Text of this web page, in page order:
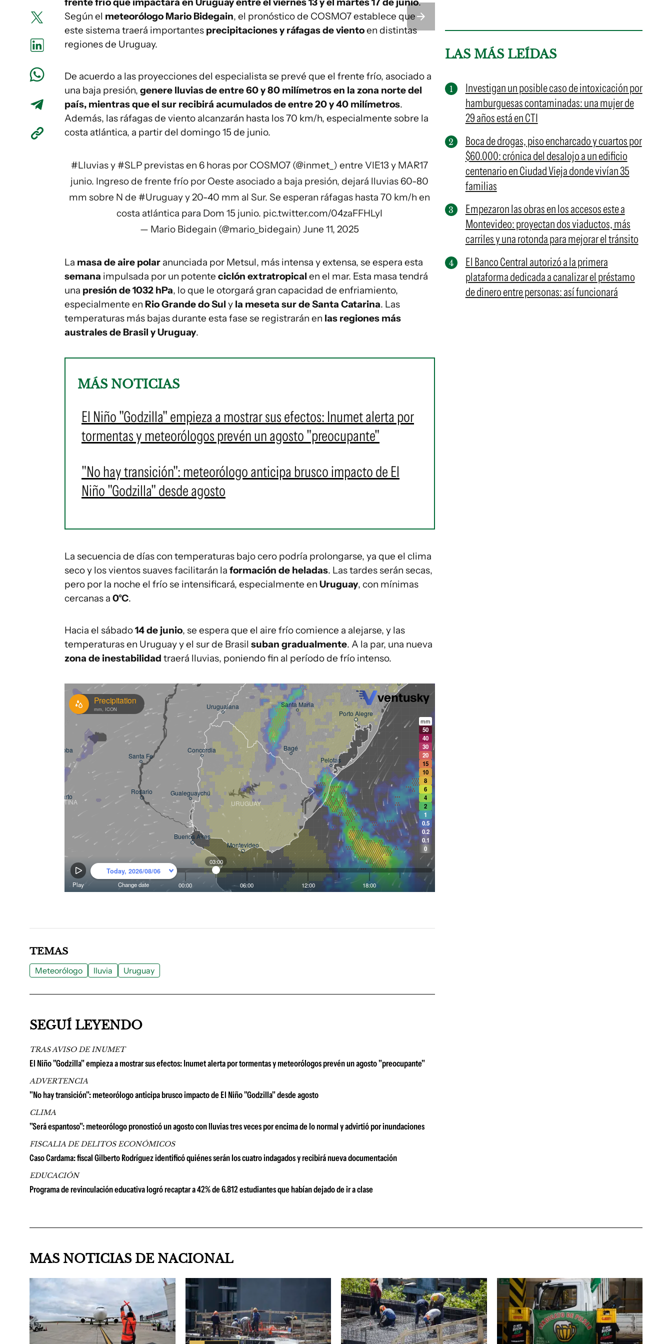
Según el meteorólogo Mario Bidegain, el pronóstico de COSMO7 establece que
este sistema traerá importantes precipitaciones y ráfagas de vientoen distintas
regiones de Uruguay.
De acuerdo a las proyecciones del especialista se prevé que el frente frío, asociado a
una baja presión, genere lluvias de entre 60 y 80 milímetros en la zona norte del
país, mientras que el sur recibirá acumulados de entre 20 y 40 milímetros.
Además, las ráfagas de viento alcanzarán hasta los 70 km/h, especialmente sobre la
costa atlántica, a partir del domingo 15 de junio.
#Lluviasy#SLP previstas en 6 horas por COSMO7 (@inmet_ ) entre VIE13 y MAR17
junio. Ingreso de frente frío por Oeste asociado a baja presión, dejará lluvias 60-80
mm sobre N de#Uruguayy 20-40 mm al Sur. Se esperan ráfagas hasta 70 km/h en
costa atlántica para Dom 15 junio. pic.twitter.com/04zaFFHLyI
— Mario Bidegain (@mario_bidegain)June 11, 2025
La masa de aire polar anunciada por Metsul, más intensa y extensa, se espera esta
semana impulsada por un potente ciclón extratropical en el mar. Esta masa tendrá
una presión de 1032 hPa, lo que le otorgará gran capacidad de enfriamiento,
especialmente en Rio Grande do Sul y la meseta sur de Santa Catarina. Las
temperaturas más bajas durante esta fase se registrarán en las regiones más
australes de Brasil y Uruguay.
MÁS NOTICIAS
El Niño "Godzilla" empieza a mostrar sus efectos: Inumet alerta por
tormentas y meteorólogos prevén un agosto "preocupante"
"No hay transición": meteorólogo anticipa brusco impacto de El
Niño "Godzilla" desde agosto
La secuencia de días con temperaturas bajo cero podría prolongarse, ya que el clima
seco y los vientos suaves facilitarán la formación de heladas. Las tardes serán secas,
pero por la noche el frío se intensificará, especialmente en Uruguay, con mínimas
cercanas a 0°C.
Hacia el sábado14 de junio, se espera que el aire frío comience a alejarse, y las
temperaturas en Uruguay y el sur de Brasil suban gradualmente. A la par, una nueva
zona de inestabilidad traerá lluvias, poniendo fin al período de frío intenso.
LAS MÁS LEÍDAS
Investigan un posible caso de intoxicación por
hamburguesas contaminadas: una mujer de
29 años está en CTI
Boca de drogas, piso encharcado y cuartos por
$60.000: crónica del desalojo a un edificio
centenario en Ciudad Vieja donde vivían 35
familias
Empezaron las obras en los accesos este a
Montevideo: proyectan dos viaductos, más
carriles y una rotonda para mejorar el tránsito
El Banco Central autorizó a la primera
plataforma dedicada a canalizar el préstamo
de dinero entre personas: así funcionará
TEMAS
Meteorólogo lluvia Uruguay
SEGUÍ LEYENDO
TRAS AVISO DE INUMET
El Niño "Godzilla" empieza a mostrar sus efectos: Inumet alerta por tormentas y meteorólogos prevén un agosto "preocupante"
ADVERTENCIA
"No hay transición": meteorólogo anticipa brusco impacto de El Niño "Godzilla" desde agosto
CLIMA
"Será espantoso": meteorólogo pronosticó un agosto con lluvias tres veces por encima de lo normal y advirtió por inundaciones
FISCALIA DE DELITOS ECONÓMICOS
Caso Cardama: fiscal Gilberto Rodríguez identificó quiénes serán los cuatro indagados y recibirá nueva documentación
EDUCACIÓN
Programa de revinculación educativa logró recaptar a 42% de 6.812 estudiantes que habían dejado de ir a clase
MAS NOTICIAS DE NACIONAL